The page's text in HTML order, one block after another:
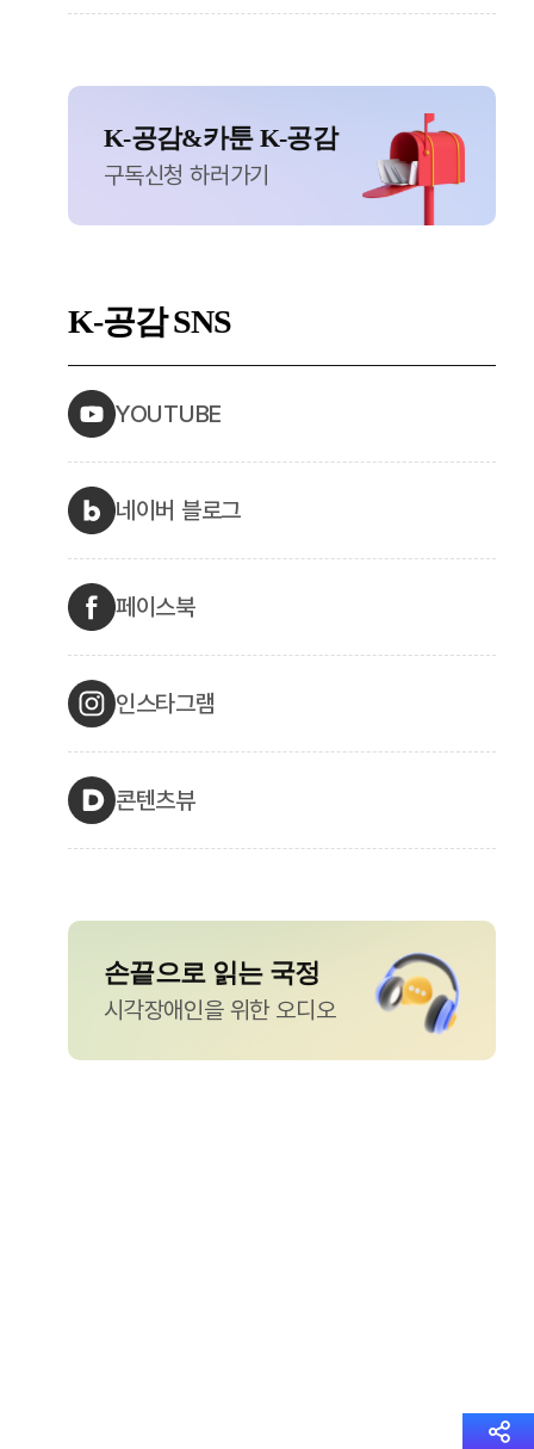
K-공감&카툰 K-공감
구독신청 하러가기
K-공감SNS
YOUTUBE
네이버 블로그
페이스북
인스타그램
콘텐츠뷰
손끝으로 읽는 국정
시각장애인을 위한 오디오